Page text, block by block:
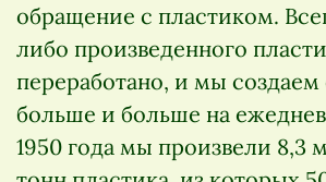
обращение с пластиком.
либо произведенного
переработано, и мы создаем
больше и больше на
1950 года мы произвели 8,3